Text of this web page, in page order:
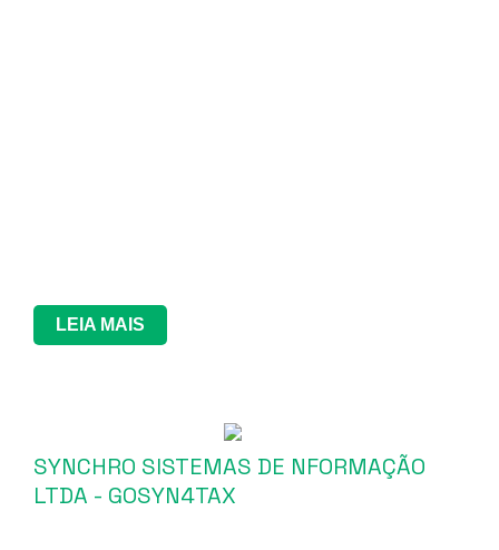
LEIA MAIS
SYNCHRO SISTEMAS DE NFORMAÇÃO
LTDA - GOSYN4TAX